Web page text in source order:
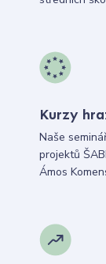
Kurzy
Naše
projektů
Ámos